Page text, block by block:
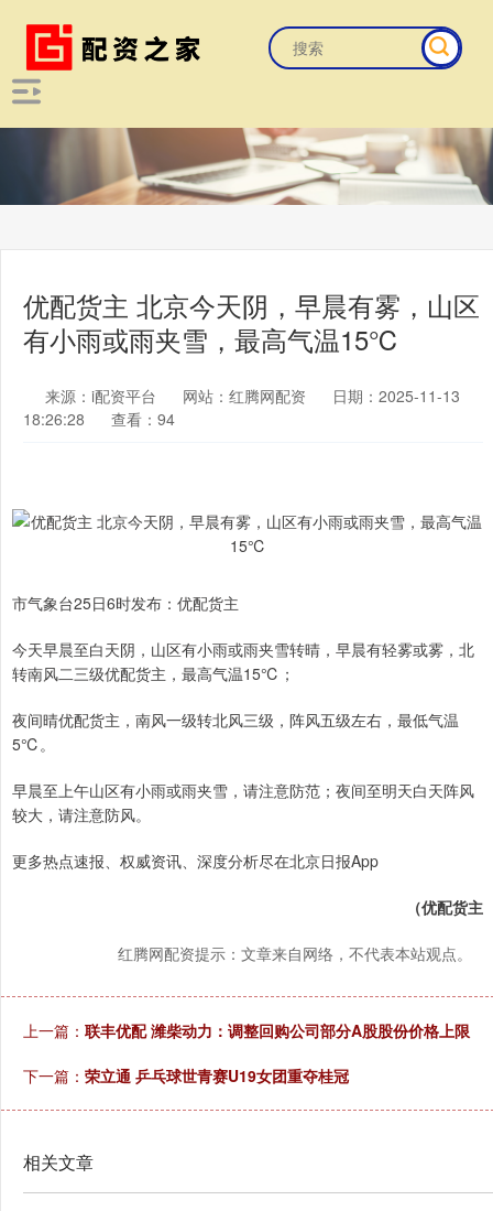
优配货主 北京今天阴，早晨有雾，山区
有小雨或雨夹雪，最高气温15℃
来源：i配资平台 网站：红腾网配资
日期：2025-11-13
18:26:28
查看：94
市气象台25日6时发布：优配货主
今天早晨至白天阴，山区有小雨或雨夹雪转晴，早晨有轻雾或雾，北
转南风二三级优配货主，最高气温15℃；
夜间晴优配货主，南风一级转北风三级，阵风五级左右，最低气温
5℃。
早晨至上午山区有小雨或雨夹雪，请注意防范；夜间至明天白天阵风
较大，请注意防风。 ​​​
更多热点速报、权威资讯、深度分析尽在北京日报App
（优配货主
红腾网配资提示：文章来自网络，不代表本站观点。
上一篇： 联丰优配 潍柴动力：调整回购公司部分A股股份价格上限
下一篇： 荣立通 乒乓球世青赛U19女团重夺桂冠
相关文章